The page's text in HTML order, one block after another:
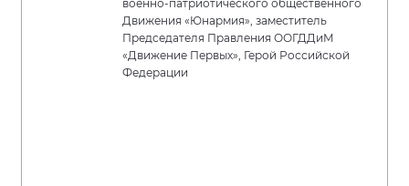
военно-патриотического общественного
Движения «Юнармия», заместитель
Председателя Правления ООГДДиМ
«Движение Первых», Герой Российской
Федерации